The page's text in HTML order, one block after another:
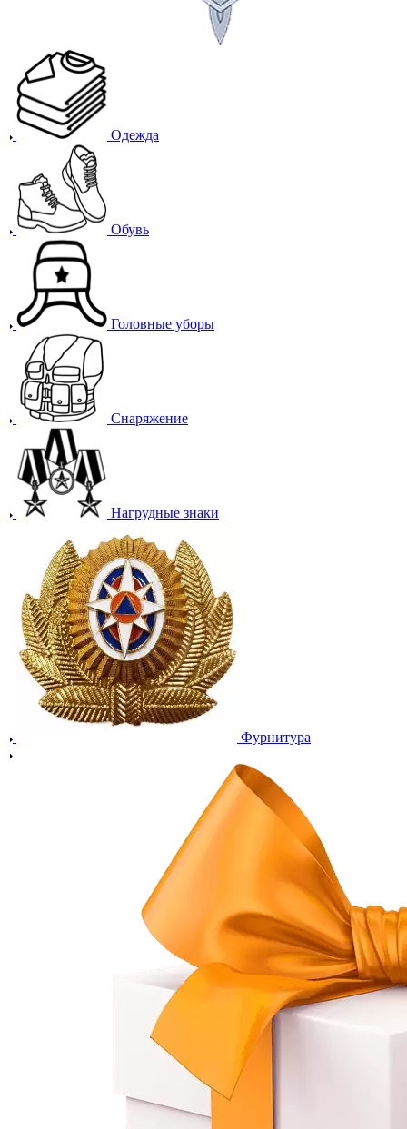
Одежда
Обувь
Головные уборы
Снаряжение
Нагрудные знаки
Фурнитура